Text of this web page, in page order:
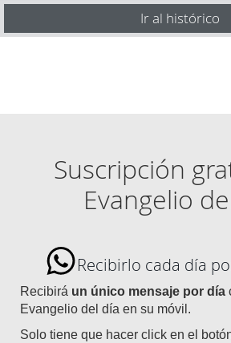
Ir al histórico
Suscripción
Evangelio
Recibirlo cada día
Recibirá un único mensaje por día
Evangelio del día en su móvil.
Solo tiene que hacer click en el